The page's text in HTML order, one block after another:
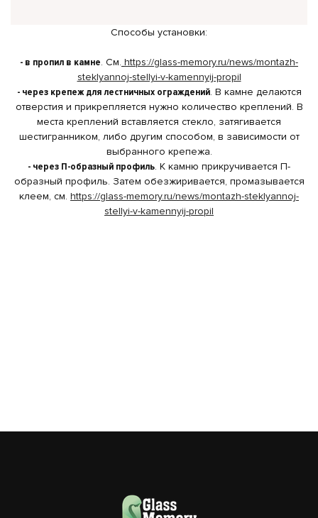
Способы установки:
- в пропил в камне. См. https://glass-memory.ru/news/montazh-
steklyannoj-stellyi-v-kamennyij-propil
- через крепеж для лестничных ограждений. В камне делаются
отверстия и прикрепляется нужно количество креплений. В
места креплений вставляется стекло, затягивается
шестигранником, либо другим способом, в зависимости от
выбранного крепежа.
- через П-образный профиль. К камню прикручивается П-
образный профиль. Затем обезжиривается, промазывается
клеем, см. https://glass-memory.ru/news/montazh-steklyannoj-
stellyi-v-kamennyij-propil